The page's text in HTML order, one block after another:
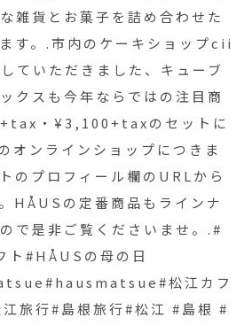
母の日
松江カフェ#
#島根旅行#松江 #島根 #山陰
雑貨とお菓子を詰め合わせた
す。.市内のケーキショップcii
ていただきました、キューブ
クスも今年ならではの注目商
・¥3,100+taxのセットに
オンラインショップにつきま
のプロフィール欄のURLから
HÅUSの定番商品もラインナ
で是非ご覧くださいませ。.#
ト#HÅUSの母の日
松江カフ
旅行#島根旅行#松江 #島根 #